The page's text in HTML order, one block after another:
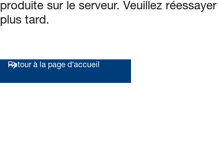
produite sur le serveur. Veuillez réessayer
plus tard.
Retour à la page d'accueil